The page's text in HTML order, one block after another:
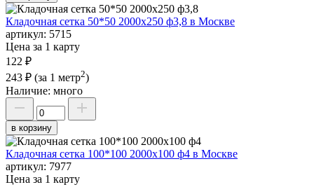
Кладочная сетка 50*50 2000х250 ф3,8 в Москве
артикул: 5715
Цена за 1 карту
122 ₽
243 ₽ (за 1 метр2)
Наличие: много
в корзину
Кладочная сетка 100*100 2000х100 ф4 в Москве
артикул: 7977
Цена за 1 карту